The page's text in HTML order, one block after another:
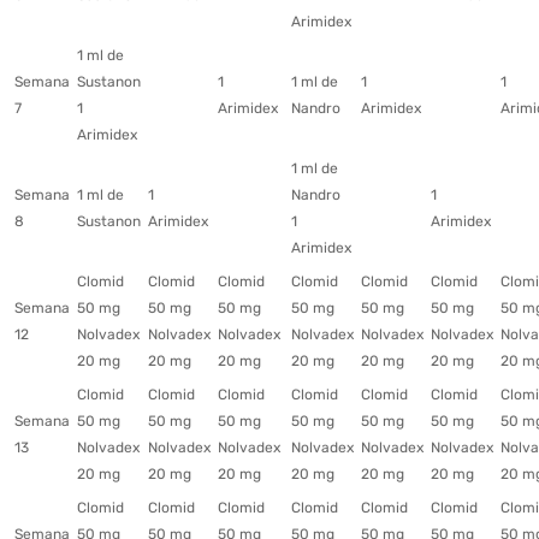
Arimidex
Semana
7
1 ml de
Sustanon
1
Arimidex
1
Arimidex
1 ml de
Nandro
1
Arimidex
1
Semana
8
1 ml de
Sustanon
1
Arimidex
1 ml de
Nandro
1
Arimidex
1
Arimidex
Semana
12
Clomid
50 mg
Nolvadex
20 mg
Clomid
50 mg
Nolvadex
20 mg
Clomid
50 mg
Nolvadex
20 mg
Clomid
50 mg
Nolvadex
20 mg
Clomid
50 mg
Nolvadex
20 mg
Clomid
50 mg
Nolvadex
20 mg
50
20
Semana
13
Clomid
50 mg
Nolvadex
20 mg
Clomid
50 mg
Nolvadex
20 mg
Clomid
50 mg
Nolvadex
20 mg
Clomid
50 mg
Nolvadex
20 mg
Clomid
50 mg
Nolvadex
20 mg
Clomid
50 mg
Nolvadex
20 mg
50
20
Semana
Clomid
50 mg
Clomid
50 mg
Clomid
50 mg
Clomid
50 mg
Clomid
50 mg
Clomid
50 mg
50